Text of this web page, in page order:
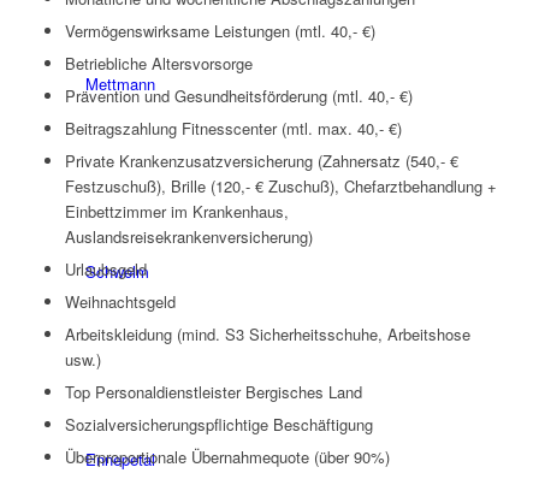
Mettmann
Schwelm
Ennepetal
Vermögenswirksame Leistungen (mtl. 40,- €)
Betriebliche Altersvorsorge
Prävention und Gesundheitsförderung (mtl. 40,- €)
Beitragszahlung Fitnesscenter (mtl. max. 40,- €)
Private Krankenzusatzversicherung (Zahnersatz (540,- €
Festzuschuß), Brille (120,- € Zuschuß), Chefarztbehandlung +
Einbettzimmer im Krankenhaus,
Auslandsreisekrankenversicherung)
Urlaubsgeld
Weihnachtsgeld
Arbeitskleidung (mind. S3 Sicherheitsschuhe, Arbeitshose
usw.)
Top Personaldienstleister Bergisches Land
Sozialversicherungspflichtige Beschäftigung
Überproportionale Übernahmequote (über 90%)